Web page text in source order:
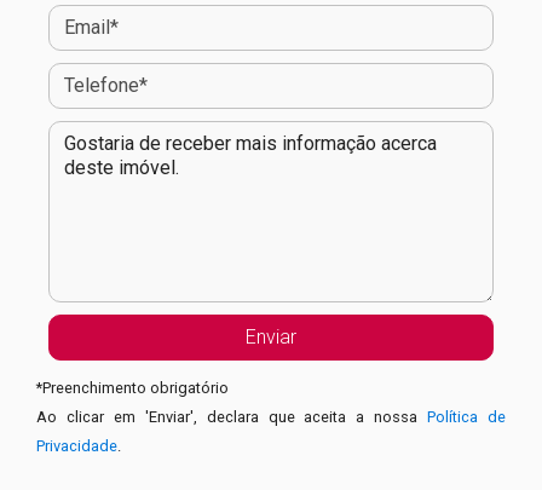
*Preenchimento obrigatório
Ao clicar em 'Enviar', declara que aceita a nossaPolítica de
Privacidade